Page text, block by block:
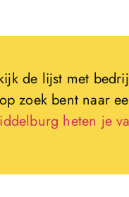
de lijst met
zoek bent naar
heten je